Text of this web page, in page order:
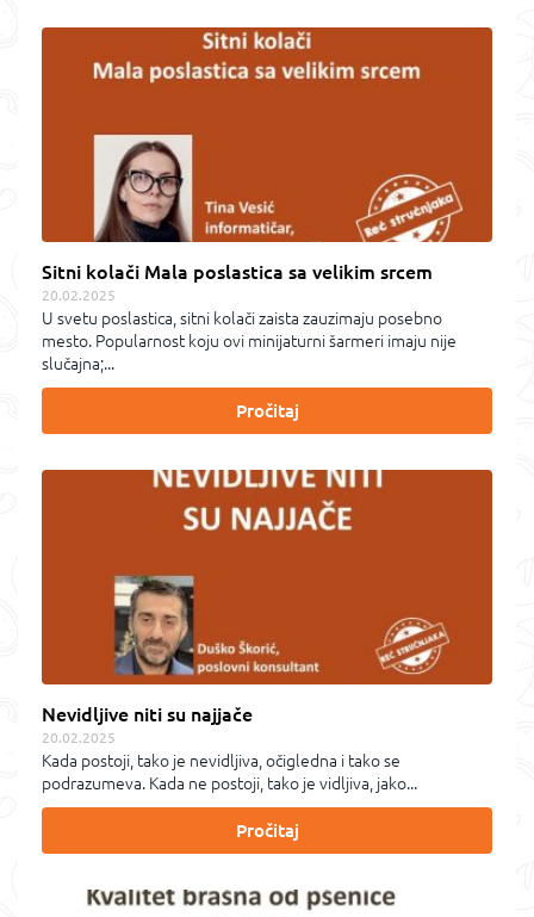
Sitni kolači Mala poslastica sa velikim srcem
20.02.2025
U svetu poslastica, sitni kolači zaista zauzimaju posebno
mesto. Popularnost koju ovi minijaturni šarmeri imaju nije
slučajna;...
Pročitaj
Nevidljive niti su najjače
20.02.2025
Kada postoji, tako je nevidljiva, očigledna i tako se
podrazumeva. Kada ne postoji, tako je vidljiva, jako...
Pročitaj